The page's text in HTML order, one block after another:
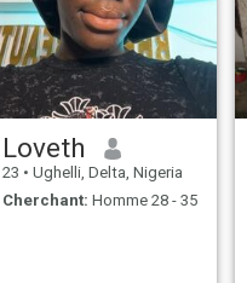
Loveth
23 • Ughelli, Delta, Nigeria
Cherchant: Homme 28 - 35